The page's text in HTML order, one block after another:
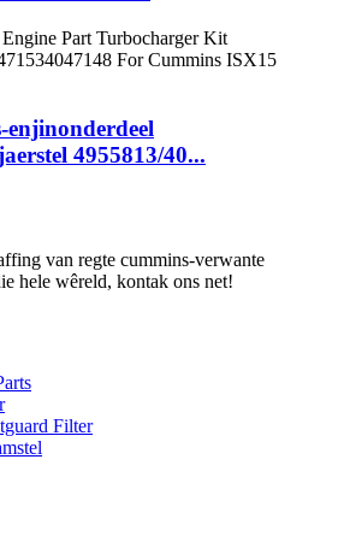
enjinonderdeel
4955813/40...
van regte cummins-verwante
hele wêreld, kontak ons ​​net!
Filter